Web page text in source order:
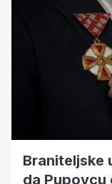
Braniteljske
da Pupovcu